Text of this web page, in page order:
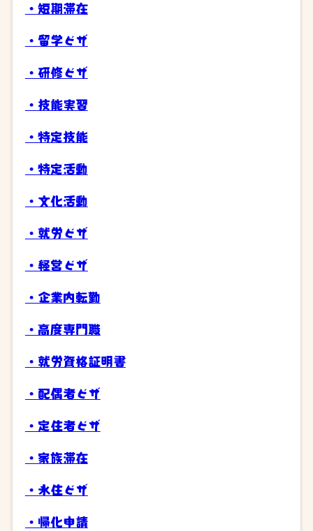
・短期滞在
・留学ビザ
・研修ビザ
・技能実習
・特定技能
・特定活動
・文化活動
・就労ビザ
・経営ビザ
・企業内転勤
・高度専門職
・就労資格証明書
・配偶者ビザ
・定住者ビザ
・家族滞在
・永住ビザ
・帰化申請